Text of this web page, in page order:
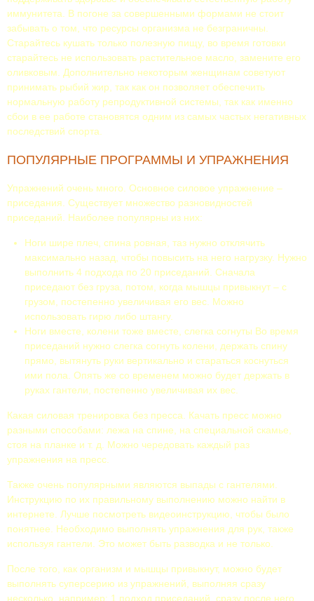
иммунитета. В погоне за совершенными формами не стоит
забывать о том, что ресурсы организма не безграничны.
Старайтесь кушать только полезную пищу, во время готовки
старайтесь не использовать растительное масло, замените его
оливковым. Дополнительно некоторым женщинам советуют
принимать рыбий жир, так как он позволяет обеспечить
нормальную работу репродуктивной системы, так как именно
сбои в ее работе становятся одним из самых частых негативных
последствий спорта.
ПОПУЛЯРНЫЕ ПРОГРАММЫ И УПРАЖНЕНИЯ
Упражнений очень много. Основное силовое упражнение –
приседания. Существует множество разновидностей
приседаний. Наиболее популярны из них:
Ноги шире плеч, спина ровная, таз нужно отклячить
максимально назад, чтобы повысить на него нагрузку. Нужно
выполнить 4 подхода по 20 приседаний. Сначала
приседают без груза, потом, когда мышцы привыкнут – с
грузом, постепенно увеличивая его вес. Можно
использовать гирю либо штангу.
Ноги вместе, колени тоже вместе, слегка согнуты Во время
приседаний нужно слегка согнуть колени, держать спину
прямо, вытянуть руки вертикально и стараться коснуться
ими пола. Опять же со временем можно будет держать в
руках гантели, постепенно увеличивая их вес.
Какая силовая тренировка без пресса. Качать пресс можно
разными способами: лежа на спине, на специальной скамье,
стоя на планке и т. д. Можно чередовать каждый раз
упражнения на пресс.
Также очень популярными являются выпады с гантелями.
Инструкцию по их правильному выполнению можно найти в
интернете. Лучше посмотреть видеоинструкцию, чтобы было
понятнее. Необходимо выполнять упражнения для рук, также
используя гантели. Это может быть разводка и не только.
После того, как организм и мышцы привыкнут, можно будет
выполнять суперсерию из упражнений, выполняя сразу
несколько, например: 1 подход приседаний, сразу после него